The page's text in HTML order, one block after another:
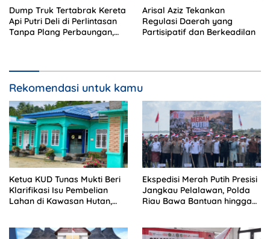
Dump Truk Tertabrak Kereta
Api Putri Deli di Perlintasan
Tanpa Plang Perbaungan,
Arisal Aziz Tekankan
Regulasi Daerah yang
Partisipatif dan Berkeadilan
Rekomendasi untuk kamu
Ketua KUD Tunas Mukti Beri
Klarifikasi Isu Pembelian
Lahan di Kawasan Hutan,
Ekspedisi Merah Putih Presisi
Jangkau Pelalawan, Polda
Riau Bawa Bantuan hingga